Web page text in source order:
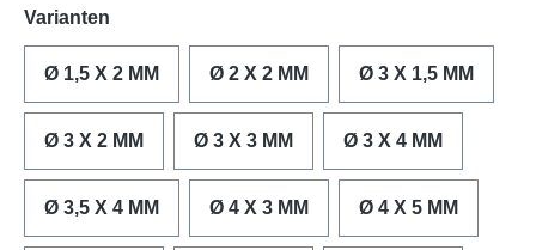
Varianten
Ø 1,5 X 2 MM Ø 2 X 2 MM Ø 3 X 1,5 MM
Ø 3 X 2 MM Ø 3 X 3 MM Ø 3 X 4 MM
Ø 3,5 X 4 MM Ø 4 X 3 MM Ø 4 X 5 MM